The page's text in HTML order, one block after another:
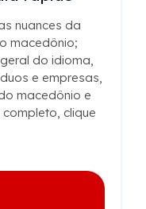
saber sobre
o USCIS para
aprovado na
completo, clique